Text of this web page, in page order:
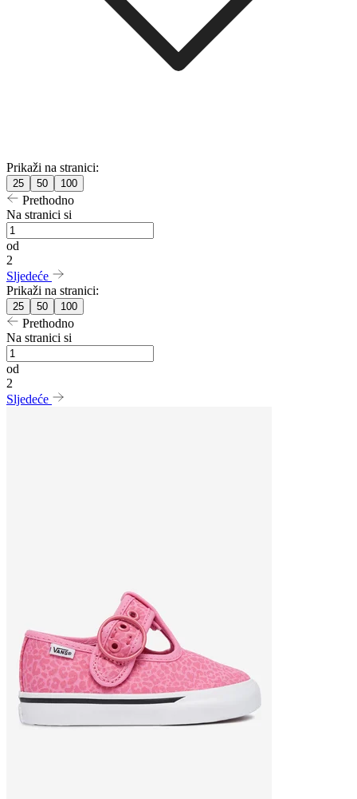
Prikaži na stranici:
25 50 100
Prethodno
Na stranici si
od
2
Sljedeće
Prikaži na stranici:
25 50 100
Prethodno
Na stranici si
od
2
Sljedeće